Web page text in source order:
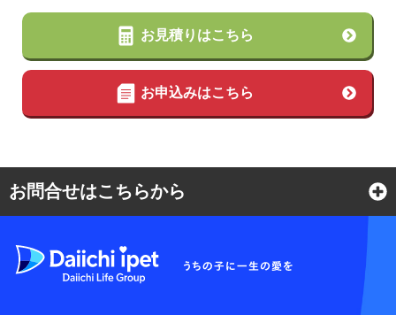
お見積りはこちら
お申込みはこちら
お問合せはこちらから
各種お問合せ窓口